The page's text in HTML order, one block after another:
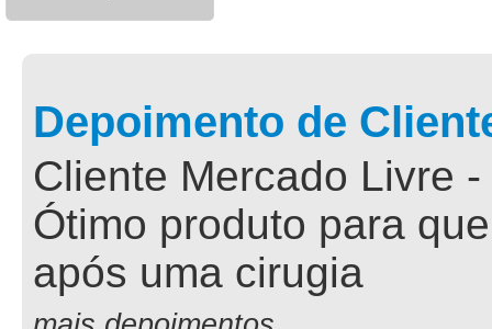
Depoimento de
Cliente Mercado Livre
Ótimo produto para
após uma cirugia